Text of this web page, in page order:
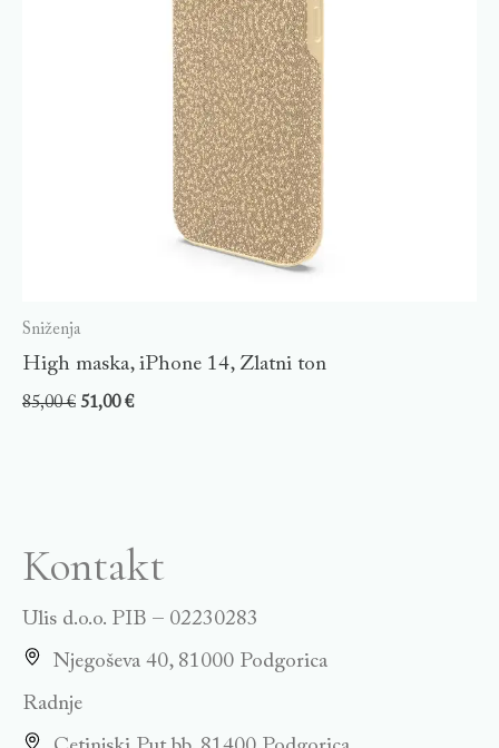
Sniženja
High maska, iPhone 14, Zlatni ton
85,00€ 51,00€
Kontakt
Ulis d.o.o. PIB – 02230283
Njegoševa 40, 81000 Podgorica
Radnje